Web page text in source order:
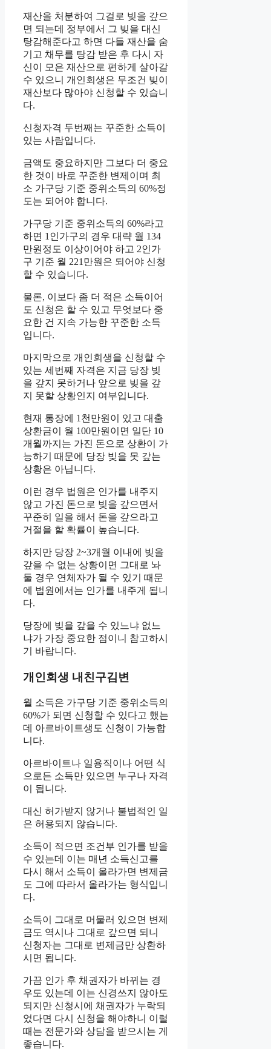
재산을 처분하여 그걸로 빚을 갚으
면 되는데 정부에서 그 빚을 대신
탕감해준다고 하면 다들 재산을 숨
기고 채무를 탕감 받은 후 다시 자
신이 모은 재산으로 편하게 살아갈
수 있으니 개인회생은 무조건 빚이
재산보다 많아야 신청할 수 있습니
다.
신청자격 두번째는 꾸준한 소득이
있는 사람입니다.
금액도 중요하지만 그보다 더 중요
한 것이 바로 꾸준한 변제이며 최
소 가구당 기준 중위소득의 60%정
도는 되어야 합니다.
가구당 기준 중위소득의 60%라고
하면 1인가구의 경우 대략 월 134
만원정도 이상이어야 하고 2인가
구 기준 월 221만원은 되어야 신청
할 수 있습니다.
물론, 이보다 좀 더 적은 소득이어
도 신청은 할 수 있고 무엇보다 중
요한 건 지속 가능한 꾸준한 소득
입니다.
마지막으로 개인회생을 신청할 수
있는 세번째 자격은 지금 당장 빚
을 갚지 못하거나 앞으로 빚을 갚
지 못할 상황인지 여부입니다.
현재 통장에 1천만원이 있고 대출
상환금이 월 100만원이면 일단 10
개월까지는 가진 돈으로 상환이 가
능하기 때문에 당장 빚을 못 갚는
상황은 아닙니다.
이런 경우 법원은 인가를 내주지
않고 가진 돈으로 빚을 갚으면서
꾸준히 일을 해서 돈을 갚으라고
거절을 할 확률이 높습니다.
하지만 당장 2~3개월 이내에 빚을
갚을 수 없는 상황이면 그대로 놔
둘 경우 연체자가 될 수 있기 때문
에 법원에서는 인가를 내주게 됩니
다.
당장에 빚을 갚을 수 있느냐 없느
냐가 가장 중요한 점이니 참고하시
기 바랍니다.
개인회생 내친구김변
월 소득은 가구당 기준 중위소득의
60%가 되면 신청할 수 있다고 했는
데 아르바이트생도 신청이 가능합
니다.
아르바이트나 일용직이나 어떤 식
으로든 소득만 있으면 누구나 자격
이 됩니다.
대신 허가받지 않거나 불법적인 일
은 허용되지 않습니다.
소득이 적으면 조건부 인가를 받을
수 있는데 이는 매년 소득신고를
다시 해서 소득이 올라가면 변제금
도 그에 따라서 올라가는 형식입니
다.
소득이 그대로 머물러 있으면 변제
금도 역시나 그대로 갚으면 되니
신청자는 그대로 변제금만 상환하
시면 됩니다.
가끔 인가 후 채권자가 바뀌는 경
우도 있는데 이는 신경쓰지 않아도
되지만 신청시에 채권자가 누락되
었다면 다시 신청을 해야하니 이럴
때는 전문가와 상담을 받으시는 게
좋습니다.